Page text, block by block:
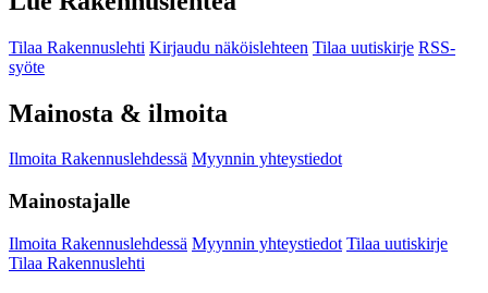
Tilaa Rakennuslehti Kirjaudu näköislehteen Tilaa uutiskirje RSS-
syöte
Mainosta & ilmoita
Ilmoita Rakennuslehdessä Myynnin yhteystiedot
Mainostajalle
Ilmoita Rakennuslehdessä Myynnin yhteystiedot Tilaa uutiskirje
Tilaa Rakennuslehti